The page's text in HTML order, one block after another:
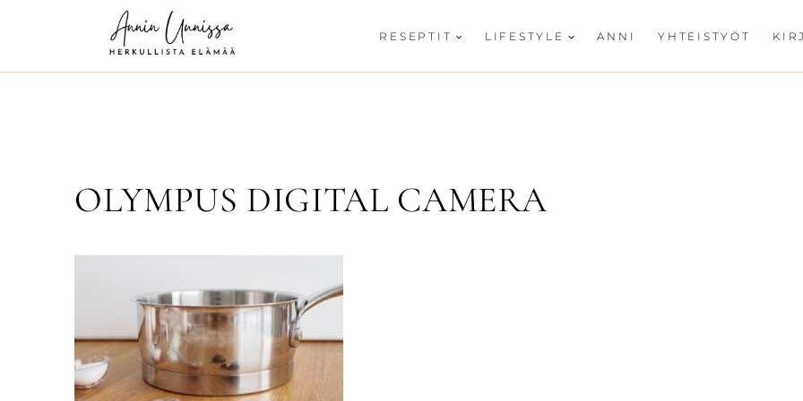
RESEPTIT LIFESTYLE ANNI YHTEISTYÖT
OLYMPUS DIGITAL CAMERA